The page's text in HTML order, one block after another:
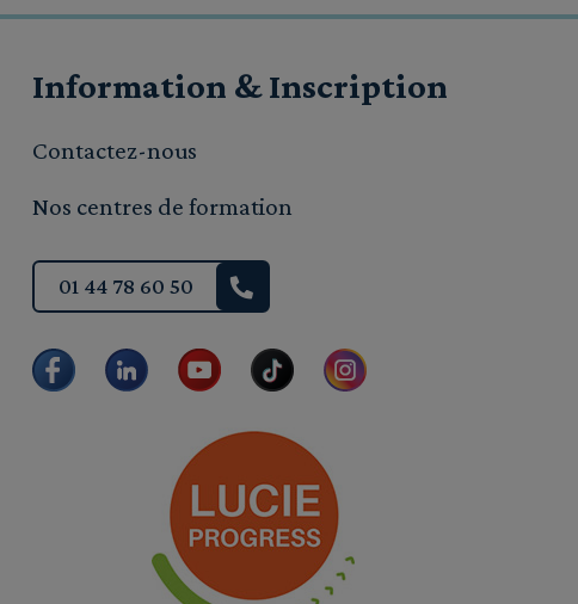
Information & Inscription
Contactez-nous
Nos centres de formation
01 44 78 60 50